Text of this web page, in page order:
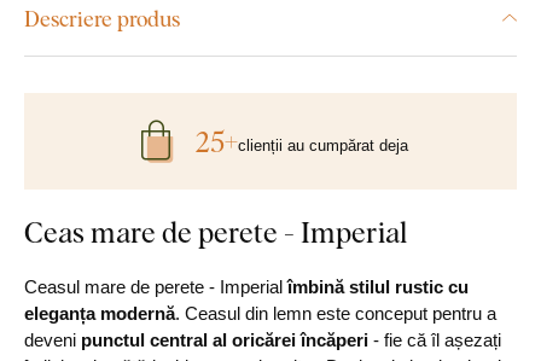
Descriere produs
Ceas mare de perete - Imperial
Ceasul mare de perete - Imperialîmbină stilul rustic cu
eleganța modernă. Ceasul din lemn este conceput pentru a
deveni punctul central al oricărei încăperi - fie că îl așezați
25+clienții au cumpărat deja